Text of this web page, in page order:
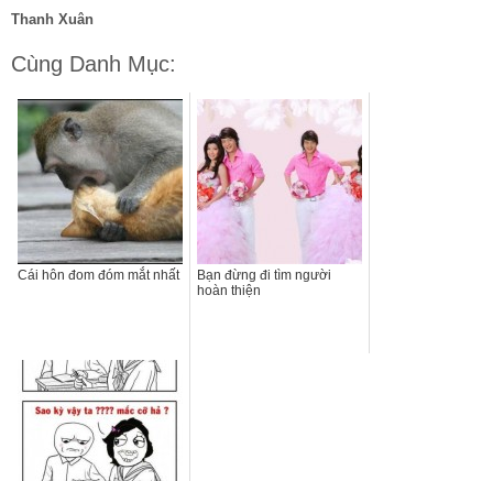
Thanh Xuân
Cùng Danh Mục:
Cái hôn đom đóm mắt nhất
Bạn đừng đi tìm người
hoàn thiện